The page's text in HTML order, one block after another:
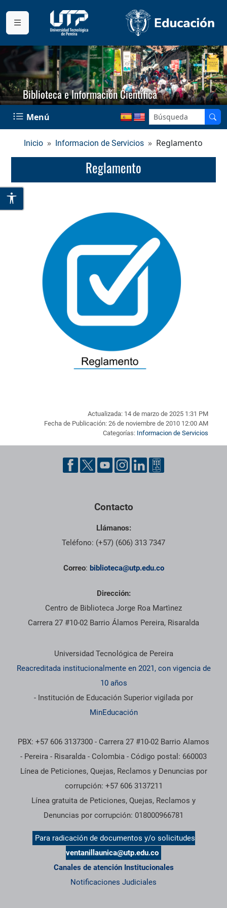
Biblioteca e Información Científica
Menú
Inicio Informacion de Servicios Reglamento
Reglamento
Actualizada: 14 de marzo de 2025 1:31 PM
Fecha de Publicación: 26 de noviembre de 2010 12:00 AM
Categorías: Informacion de Servicios
Pie de página con información de contacto, redes sociales y
Contacto
Llámanos:
Teléfono: (+57) (606) 313 7347
Correo: biblioteca@utp.edu.co
Dirección:
Centro de Biblioteca Jorge Roa Martìnez
Carrera 27 #10-02 Barrio Álamos Pereira, Risaralda
Información institucional
Universidad Tecnológica de Pereira
Reacreditada institucionalmente en 2021, con vigencia de
10 años
- Institución de Educación Superior vigilada por
MinEducación
PBX: +57 606 3137300 - Carrera 27 #10-02 Barrio Alamos
- Pereira - Risaralda - Colombia - Código postal: 660003
Línea de Peticiones, Quejas, Reclamos y Denuncias por
corrupción: +57 606 3137211
Línea gratuita de Peticiones, Quejas, Reclamos y
Denuncias por corrupción: 018000966781
Para radicación de documentos y/o solicitudes
ventanillaunica@utp.edu.co
Canales de atención Institucionales
Notificaciones Judiciales